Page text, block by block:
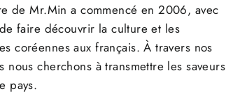
de Mr.Min a commencé en 2006, avec
faire découvrir la culture et les
coréennes aux français. À travers nos
nous cherchons à transmettre les saveurs
pays.